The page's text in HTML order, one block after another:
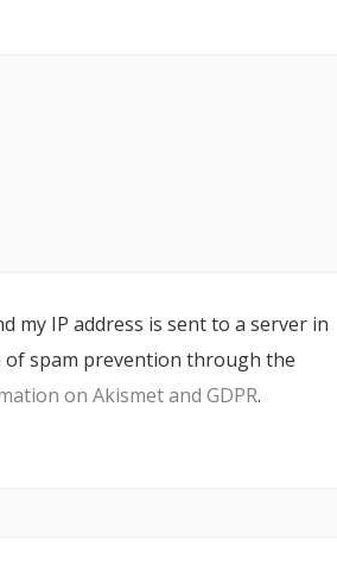
my IP address is sent to a server in
spam prevention through the
on Akismet and GDPR.